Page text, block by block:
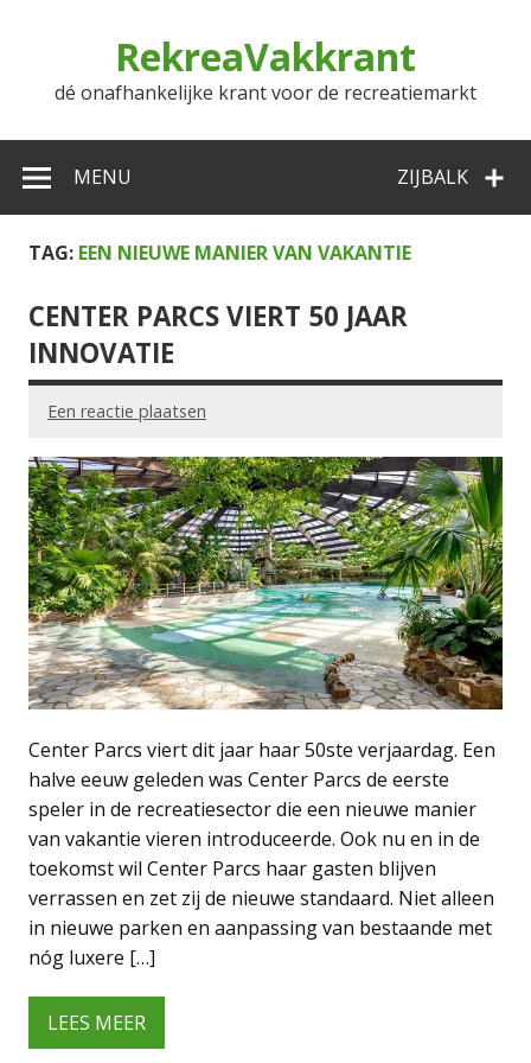
RekreaVakkrant
dé onafhankelijke krant voor de recreatiemarkt
ZIJBALK
MENU
TAG: EEN NIEUWE MANIER VAN VAKANTIE
CENTER PARCS VIERT 50 JAAR
INNOVATIE
Een reactie plaatsen
Center Parcs viert dit jaar haar 50ste verjaardag. Een
halve eeuw geleden was Center Parcs de eerste
speler in de recreatiesector die een nieuwe manier
van vakantie vieren introduceerde. Ook nu en in de
toekomst wil Center Parcs haar gasten blijven
verrassen en zet zij de nieuwe standaard. Niet alleen
in nieuwe parken en aanpassing van bestaande met
nóg luxere […]
LEES MEER